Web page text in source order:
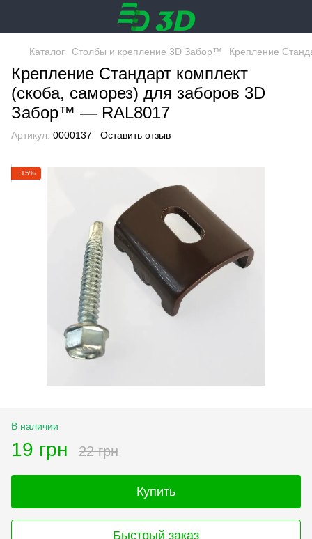
Каталог Столбы и крепление 3D Забор™ Крепление
Крепление Стандарт комплект
(скоба, саморез) для заборов 3D
Забор™ — RAL8017
Артикул: 0000137 Оставить отзыв
−15%
В наличии
19 грн 22 грн
Купить
Быстрый заказ